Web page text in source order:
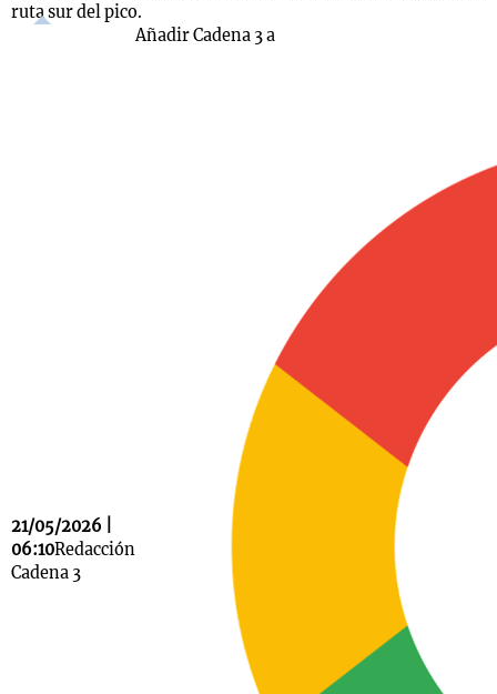
ruta sur del pico.
21/05/2026 |
06:10Redacción
Cadena 3
Añadir Cadena 3 a
La Sole en
Cadena 3